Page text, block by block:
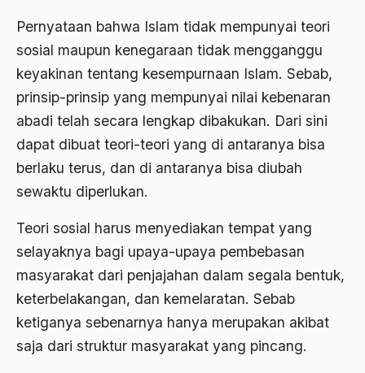
Pernyataan bahwa Islam tidak mempunyai teori
sosial maupun kenegaraan tidak mengganggu
keyakinan tentang kesempurnaan Islam. Sebab,
prinsip-prinsip yang mempunyai nilai kebenaran
abadi telah secara lengkap dibakukan. Dari sini
dapat dibuat teori-teori yang di antaranya bisa
berlaku terus, dan di antaranya bisa diubah
sewaktu diperlukan.
Teori sosial harus menyediakan tempat yang
selayaknya bagi upaya-upaya pembebasan
masyarakat dari penjajahan dalam segala bentuk,
keterbelakangan, dan kemelaratan. Sebab
ketiganya sebenarnya hanya merupakan akibat
saja dari struktur masyarakat yang pincang.
Ard
area studies
Argentina
Ariel Saron
Ariel Sharon
Ario Wowor
Arnold Y. Toynbeen
Arogansi Birokrasi
Arrigo Sacchi
Arswendo